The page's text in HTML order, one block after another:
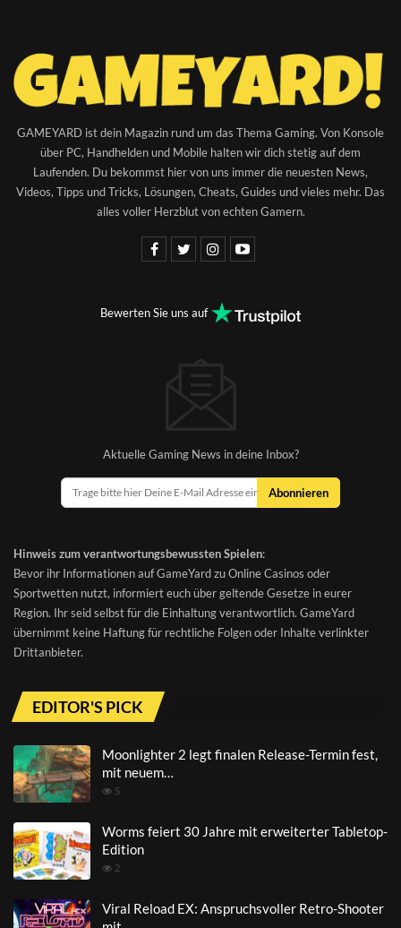
GAMEYARD ist dein Magazin rund um das Thema Gaming. Von Konsole
über PC, Handhelden und Mobile halten wir dich stetig auf dem
Laufenden. Du bekommst hier von uns immer die neuesten News,
Videos, Tipps und Tricks, Lösungen, Cheats, Guides und vieles mehr. Das
alles voller Herzblut von echten Gamern.
Bewerten Sie uns auf
Aktuelle Gaming News in deine Inbox?
Abonnieren
Hinweis zum verantwortungsbewussten Spielen:
Bevor ihr Informationen auf GameYard zu Online Casinos oder
Sportwetten nutzt, informiert euch über geltende Gesetze in eurer
Region. Ihr seid selbst für die Einhaltung verantwortlich. GameYard
übernimmt keine Haftung für rechtliche Folgen oder Inhalte verlinkter
Drittanbieter.
EDITOR'S PICK
Moonlighter 2 legt finalen Release-Termin fest,
mit neuem…
5
Worms feiert 30 Jahre mit erweiterter Tabletop-
Edition
2
Viral Reload EX: Anspruchsvoller Retro-Shooter